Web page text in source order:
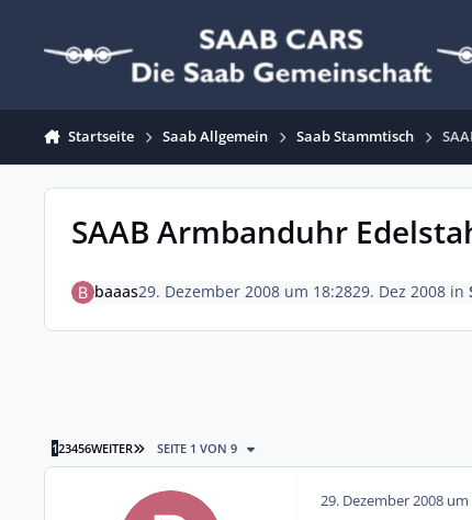
Startseite Saab Allgemein Saab Stammtisch
SAAB Armbanduhr
baaas29. Dezember 2008 um 18:2829. Dez 2008in
123456WEITER LETZTE SEITE
SEITE 1 VON 9
29. Dezember 2008 um